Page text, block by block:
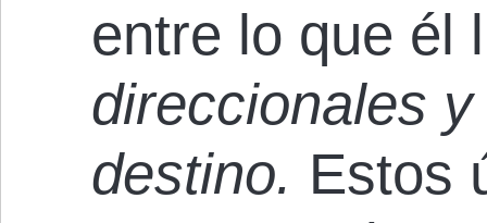
entre lo que él
direccionales
destino. Estos